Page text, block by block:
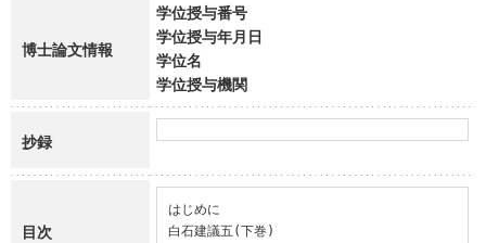
博士論文情報
学位授与番号
学位授与年月日
学位名
学位授与機関
抄録
目次
はじめに
白石建議五(下巻)